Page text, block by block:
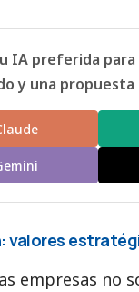
IA preferida
y una propuesta
valores
empresas